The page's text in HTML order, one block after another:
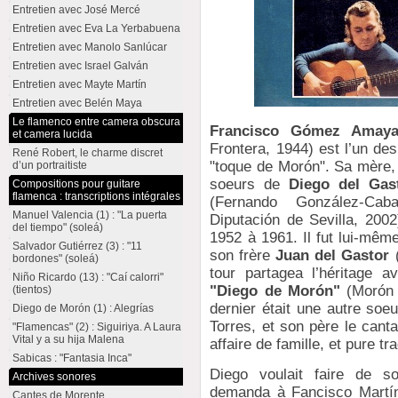
Francisco Gómez
Frontera, 1944) est l’un
"toque de Morón". Sa
soeurs de
Diego del
(Fernando González-
Diputación de Sevilla,
1952 à 1961. Il fut lui-
son frèreJuan del Gastor
tour partagea l’héritage
"Diego de Morón"
dernier était une autre
Torres, et son père le
affaire de famille, et pure
Diego voulait faire de
demanda à Fancisco
Entretien avec José Mercé
Entretien avec Eva La Yerbabuena
Entretien avec Manolo Sanlúcar
Entretien avec Israel Galván
Entretien avec Mayte Martín
Entretien avec Belén Maya
Le flamenco entre camera obscura
et camera lucida
René Robert, le charme discret
d’un portraitiste
Compositions pour guitare
flamenca : transcriptions intégrales
Manuel Valencia (1) : "La puerta
del tiempo" (soleá)
Salvador Gutiérrez (3) : "11
bordones" (soleá)
Niño Ricardo (13) : "Caí calorri"
(tientos)
Diego de Morón (1) : Alegrías
"Flamencas" (2) : Siguiriya. A Laura
Vital y a su hija Malena
Sabicas : "Fantasia Inca"
Archives sonores
Cantes de Morente